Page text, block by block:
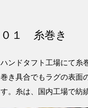
０１ 糸巻き
ハンドタフト工場にて糸
巻き具合でもラグの表面
す。糸は、国内工場で紡